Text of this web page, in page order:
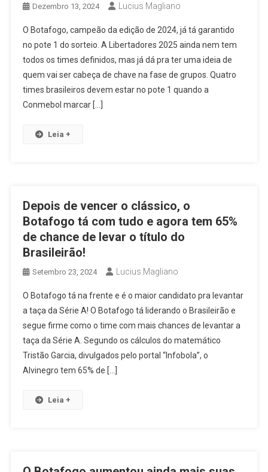
Dezembro 13, 2024 Lucius Magliano
O Botafogo, campeão da edição de 2024, já tá garantido
no pote 1 do sorteio. A Libertadores 2025 ainda nem tem
todos os times definidos, mas já dá pra ter uma ideia de
quem vai ser cabeça de chave na fase de grupos. Quatro
times brasileiros devem estar no pote 1 quando a
Conmebol marcar […]
Leia +
Depois de vencer o clássico, o
Botafogo tá com tudo e agora tem 65%
de chance de levar o título do
Brasileirão!
Setembro 23, 2024 Lucius Magliano
O Botafogo tá na frente e é o maior candidato pra levantar
a taça da Série A! O Botafogo tá liderando o Brasileirão e
segue firme como o time com mais chances de levantar a
taça da Série A. Segundo os cálculos do matemático
Tristão Garcia, divulgados pelo portal “Infobola”, o
Alvinegro tem 65% de […]
Leia +